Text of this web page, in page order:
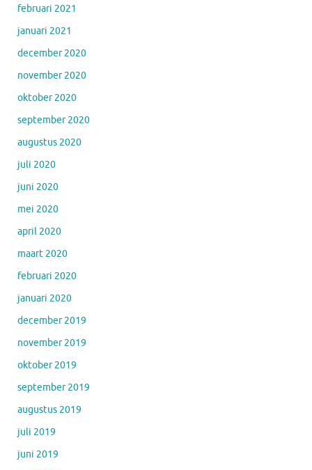
februari 2021
januari 2021
december 2020
november 2020
oktober 2020
september 2020
augustus 2020
juli 2020
juni 2020
mei 2020
april 2020
maart 2020
februari 2020
januari 2020
december 2019
november 2019
oktober 2019
september 2019
augustus 2019
juli 2019
juni 2019